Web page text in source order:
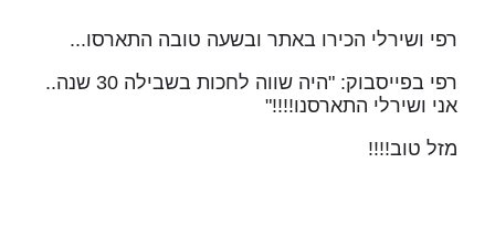
רפי ושירלי הכירו באתר ובשעה טובה התארסו...
רפי בפייסבוק: "היה שווה לחכות בשבילה 30 שנה..
אני ושירלי התארסנו!!!!"
מזל טוב!!!!